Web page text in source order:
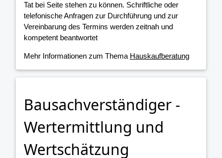
Tat bei Seite stehen zu können. Schriftliche oder
telefonische Anfragen zur Durchführung und zur
Vereinbarung des Termins werden zeitnah und
kompetent beantwortet
Mehr Informationen zum Thema Hauskaufberatung
Bausachverständiger -
Wertermittlung und
Wertschätzung